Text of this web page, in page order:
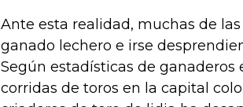
Ante esta realidad, muchas de
ganado lechero e irse
Según estadísticas de ganaderos
corridas de toros en la capital